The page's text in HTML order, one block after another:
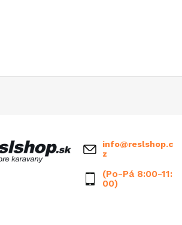
info@reslshop.c
z
(Po-Pá 8:00-11:
00)